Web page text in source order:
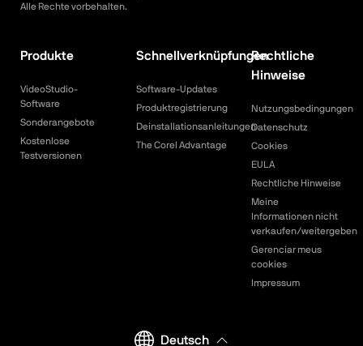
Alle Rechte vorbehalten.
Produkte
VideoStudio-
Software
Sonderangebote
Kostenlose
Testversionen
Schnellverknüpfungen
Software-Updates
Produktregistrierung
Deinstallationsanleitungen
The Corel Advantage
Rechtliche
Hinweise
Nutzungsbedingungen
Datenschutz
Cookies
EULA
Rechtliche Hinweise
Meine
Informationen nicht
verkaufen/weitergeben
Gerenciar meus
cookies
Impressum
Deutsch